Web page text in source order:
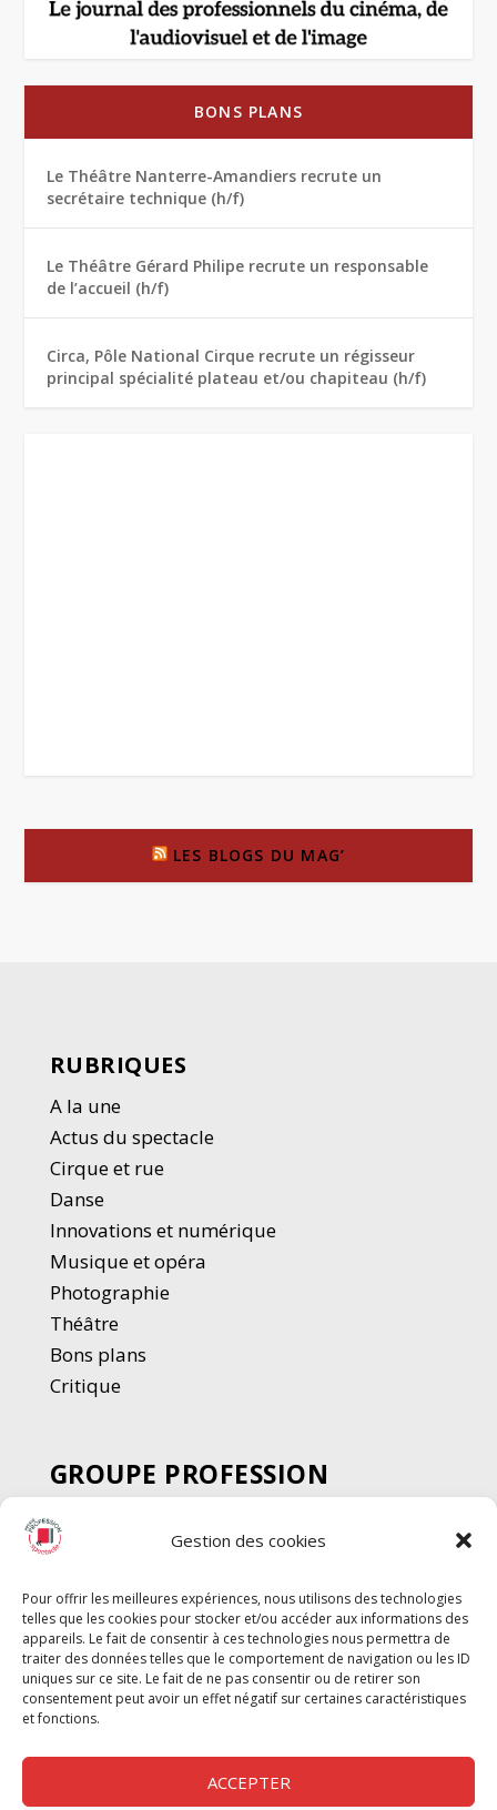
Gestion des cookies
Pour offrir les meilleures expériences, nous utilisons des technologies
telles que les cookies pour stocker et/ou accéder aux informations des
appareils. Le fait de consentir à ces technologies nous permettra de
traiter des données telles que le comportement de navigation ou les ID
uniques sur ce site. Le fait de ne pas consentir ou de retirer son
consentement peut avoir un effet négatif sur certaines caractéristiques
et fonctions.
ACCEPTER
BONS PLANS
Le Théâtre Nanterre-Amandiers recrute un
secrétaire technique (h/f)
Le Théâtre Gérard Philipe recrute un responsable
de l’accueil (h/f)
Circa, Pôle National Cirque recrute un régisseur
principal spécialité plateau et/ou chapiteau (h/f)
LES BLOGS DU MAG’
RUBRIQUES
A la une
Actus du spectacle
Cirque et rue
Danse
Innovations et numérique
Musique et opéra
Photographie
Théâtre
Bons plans
Critique
GROUPE PROFESSION
SPECTACLE
Chèque Intermittents
Chèque Compta
Chèque Emploi Spectacle
G-Pods
Profession Audio-visuel